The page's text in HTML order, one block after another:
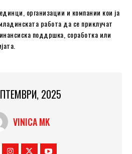
организации и компании кои ја
работа да се приклучат
поддршка, соработка или
2025
VINICA MK